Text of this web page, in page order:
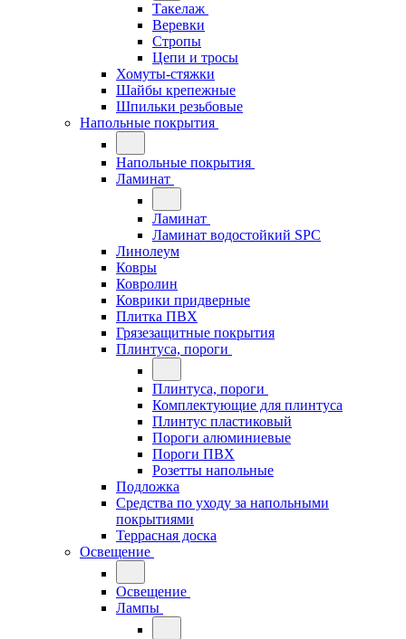
Такелаж
Веревки
Стропы
Цепи и тросы
Хомуты-стяжки
Шайбы крепежные
Шпильки резьбовые
Напольные покрытия
Напольные покрытия
Ламинат
Ламинат
Ламинат водостойкий SPC
Линолеум
Ковры
Ковролин
Коврики придверные
Плитка ПВХ
Грязезащитные покрытия
Плинтуса, пороги
Плинтуса, пороги
Комплектующие для плинтуса
Плинтус пластиковый
Пороги алюминиевые
Пороги ПВХ
Розетты напольные
Подложка
Средства по уходу за напольными
покрытиями
Террасная доска
Освещение
Освещение
Лампы